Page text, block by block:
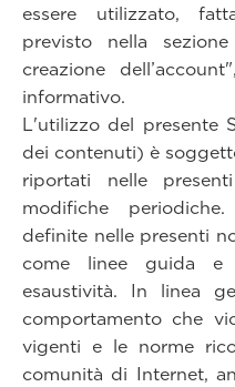
essere utilizzato,
previsto nella
creazione
informativo.
L'utilizzo del presente
dei contenuti) è
riportati nelle
modifiche
definite nelle presenti
come linee guida e
esaustività. In linea
comportamento che
vigenti e le norme
comunità di Internet,